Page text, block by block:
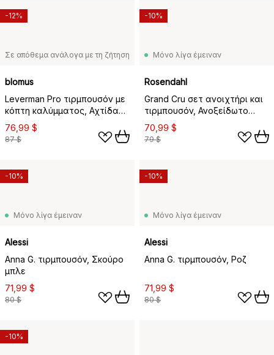
Σε απόθεμα ανάλογα με τη ζήτηση
blomus
Leverman Pro τιρμπουσόν με
κόπτη καλύμματος, Αχτίδα
του φεγγαριού
76,99 $
87 $
-12%
Μόνο λίγα έμειναν
Rosendahl
Grand Cru σετ ανοιχτήρι και
τιρμπουσόν, Ανοξείδωτο
ατσάλι
70,99 $
79 $
-10%
Μόνο λίγα έμειναν
Alessi
Anna G. τιρμπουσόν, Σκούρο
μπλε
71,99 $
80 $
-10%
Μόνο λίγα έμειναν
Alessi
Anna G. τιρμπουσόν, Ροζ
71,99 $
80 $
-10%
-10%